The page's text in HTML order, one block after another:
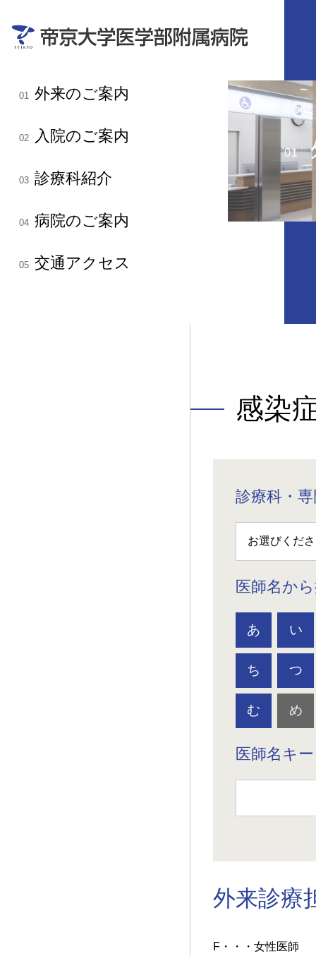
01 外来のご案内
02 入院のご案内
03 診療科紹介
04 病院のご案内
05 交通アクセス
01
感染
診療科・
医師名か
あ い
ち つ
む め
医師名キ
外来診療
F・・・女性医師